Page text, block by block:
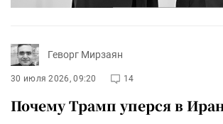
Геворг Мирзаян
30 июля 2026, 09:20 14
Почему Трамп уперся в